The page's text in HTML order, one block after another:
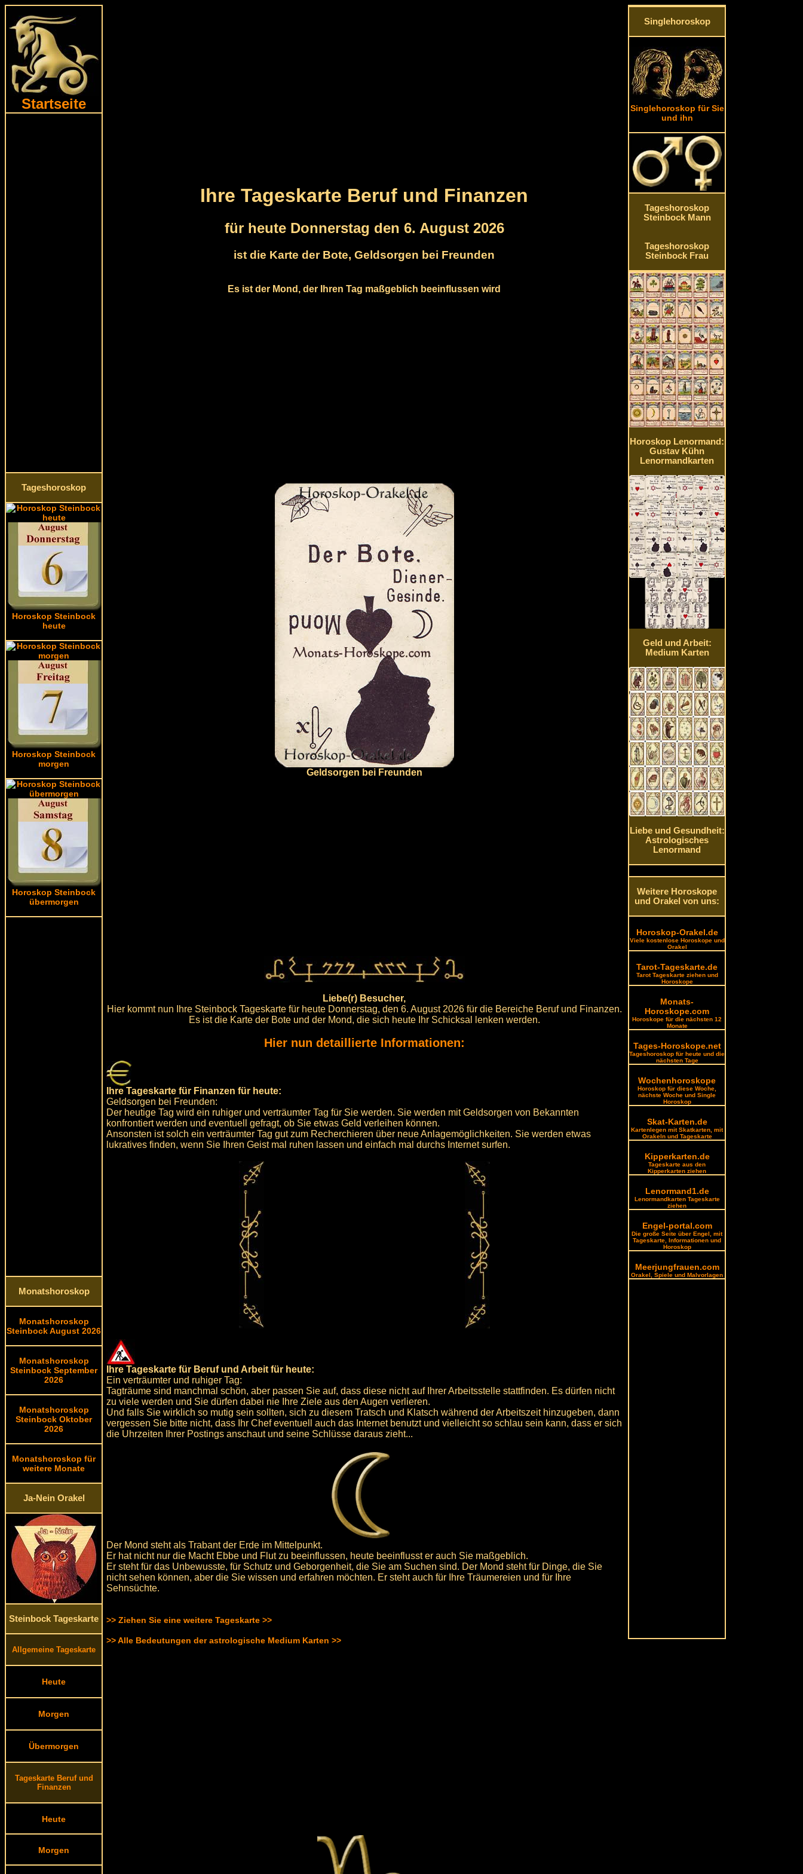
Startseite
Tageshoroskop
Horoskop Steinbock
heute
Horoskop Steinbock
morgen
Horoskop Steinbock
übermorgen
Monatshoroskop
Monatshoroskop
Steinbock August 2026
Monatshoroskop
Steinbock September
2026
Monatshoroskop
Steinbock Oktober
2026
Monatshoroskop für
weitere Monate
Ja-Nein Orakel
Steinbock Tageskarte
Allgemeine Tageskarte
Heute
Morgen
Übermorgen
Tageskarte Beruf und
Finanzen
Heute
Morgen
Ihre Tageskarte Beruf und Finanzen
für heute Donnerstag den 6. August 2026
ist die Karte der Bote, Geldsorgen bei Freunden
Es ist der Mond, der Ihren Tag maßgeblich beeinflussen wird
Geldsorgen bei Freunden
Liebe(r) Besucher,
Hier kommt nun Ihre Steinbock Tageskarte für heute Donnerstag, den 6. August 2026 für die Bereiche Beruf und Finanzen.
Es ist die Karte der Bote und der Mond, die sich heute Ihr Schicksal lenken werden.
Hier nun detaillierte Informationen:
Ihre Tageskarte für Finanzen für heute:
Geldsorgen bei Freunden:
Der heutige Tag wird ein ruhiger und verträumter Tag für Sie werden. Sie werden mit Geldsorgen von Bekannten
konfrontiert werden und eventuell gefragt, ob Sie etwas Geld verleihen können.
Ansonsten ist solch ein verträumter Tag gut zum Recherchieren über neue Anlagemöglichkeiten. Sie werden etwas
lukratives finden, wenn Sie Ihren Geist mal ruhen lassen und einfach mal durchs Internet surfen.
Ihre Tageskarte für Beruf und Arbeit für heute:
Ein verträumter und ruhiger Tag:
Tagträume sind manchmal schön, aber passen Sie auf, dass diese nicht auf Ihrer Arbeitsstelle stattfinden. Es dürfen nicht
zu viele werden und Sie dürfen dabei nie Ihre Ziele aus den Augen verlieren.
Und falls Sie wirklich so mutig sein sollten, sich zu diesem Tratsch und Klatsch während der Arbeitszeit hinzugeben, dann
vergessen Sie bitte nicht, dass Ihr Chef eventuell auch das Internet benutzt und vielleicht so schlau sein kann, dass er sich
die Uhrzeiten Ihrer Postings anschaut und seine Schlüsse daraus zieht...
Der Mond steht als Trabant der Erde im Mittelpunkt.
Er hat nicht nur die Macht Ebbe und Flut zu beeinflussen, heute beeinflusst er auch Sie maßgeblich.
Er steht für das Unbewusste, für Schutz und Geborgenheit, die Sie am Suchen sind. Der Mond steht für Dinge, die Sie
nicht sehen können, aber die Sie wissen und erfahren möchten. Er steht auch für Ihre Träumereien und für Ihre
Sehnsüchte.
>> Ziehen Sie eine weitere Tageskarte >>
>> Alle Bedeutungen der astrologische Medium Karten >>
Singlehoroskop
Singlehoroskop für Sie
und ihn
Tageshoroskop
Steinbock Mann
Tageshoroskop
Steinbock Frau
Horoskop Lenormand:
Gustav Kühn
Lenormandkarten
Geld und Arbeit:
Medium Karten
Liebe und Gesundheit:
Astrologisches
Lenormand
Weitere Horoskope
und Orakel von uns:
Horoskop-Orakel.de
Viele kostenlose Horoskope und
Orakel
Tarot-Tageskarte.de
Tarot Tageskarte ziehen und
Horoskope
Monats-
Horoskope.com
Horoskope für die nächsten 12
Monate
Tages-Horoskope.net
Tageshoroskop für heute und die
nächsten Tage
Wochenhoroskope
Horoskop für diese Woche,
nächste Woche und Single
Horoskop
Skat-Karten.de
Kartenlegen mit Skatkarten, mit
Orakeln und Tageskarte
Kipperkarten.de
Tageskarte aus den
Kipperkarten ziehen
Lenormand1.de
Lenormandkarten Tageskarte
ziehen
Engel-portal.com
Die große Seite über Engel, mit
Tageskarte, Informationen und
Horoskop
Meerjungfrauen.com
Orakel, Spiele und Malvorlagen